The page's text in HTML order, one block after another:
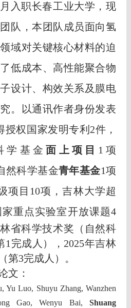
入职长春工业大学，现
队，本团队成员面向氢
域对关键核心材料的迫
低成本、高性能聚合物
设计、构效关系及膜电
。以通讯作者身份发表
授权国家发明专利2件，
学基金面上项目 1项
然科学基金青年基金1项
项目10项，吉林大学超
重点实验室开放课题4
省科学技术奖（自然科
1完成人），2025年吉林
第3完成人）。
文：
Yu Luo, Shuyu Zhang, Wanzhen
Gao, Wenyu Bai,Shuang